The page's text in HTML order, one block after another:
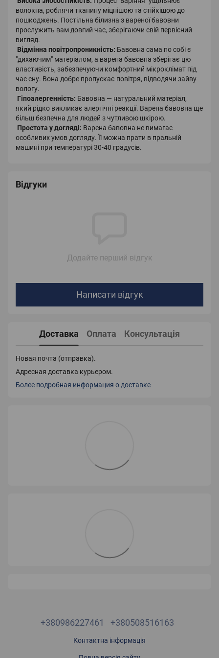
волокна, роблячи тканину міцнішою та стійкішою до
пошкоджень. Постільна білизна з вареної бавовни
прослужить вам довгий час, зберігаючи свій первісний
вигляд.
Відмінна повітропроникність: Бавовна сама по собі є
"дихаючим" матеріалом, а варена бавовна зберігає цю
властивість, забезпечуючи комфортний мікроклімат під
час сну. Вона добре пропускає повітря, відводячи зайву
вологу.
Гіпоалергенність: Бавовна — натуральний матеріал,
який рідко викликає алергічні реакції. Варена бавовна ще
більш безпечна для людей з чутливою шкірою.
Простота у догляді: Варена бавовна не вимагає
особливих умов догляду. Її можна прати в пральній
машині при температурі 30-40 градусів.
Відгуки
Додайте перший відгук
Написати відгук
Доставка Оплата Консультація
Новая почта (отправка).
Адресная доставка курьером.
Более подробная информация о доставке
+380986227461 +380508516163
Контактна інформація